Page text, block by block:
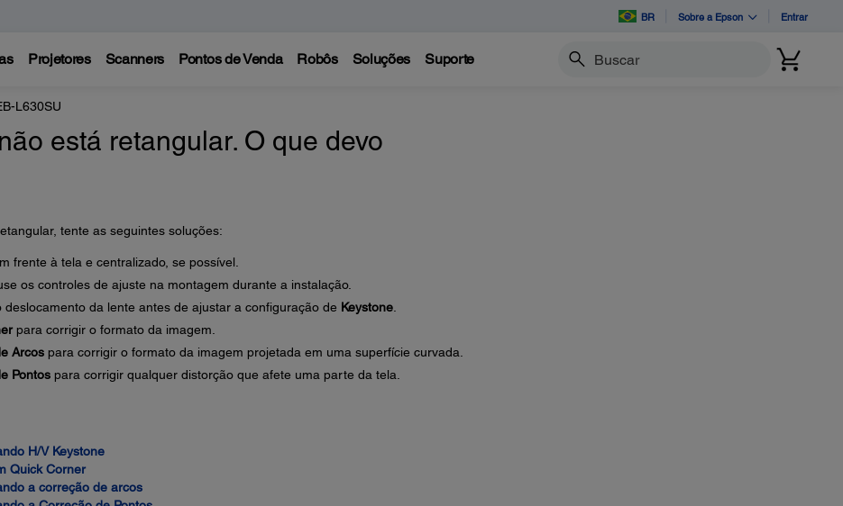
BR Sobre a Epson Entrar
Projetores Scanners Pontos de Venda Robôs Soluções Suporte Buscar
L630SU
está retangular. O que devo
tente as seguintes soluções:
frente à tela e centralizado, se possível.
os controles de ajuste na montagem durante a instalação.
da lente antes de ajustar a configuração de Keystone.
para corrigir o formato da imagem.
Arcospara corrigir o formato da imagem projetada em uma superfície curvada.
Pontospara corrigir qualquer distorção que afete uma parte da tela.
H/V Keystone
Quick Corner
a correção de arcos